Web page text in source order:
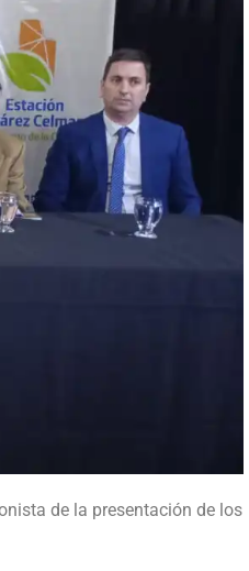
de la presentación de los